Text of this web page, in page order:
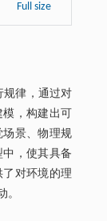
Full size
规律，通过对
，构建出可
景、物理规
，使其具备
对环境的理
。